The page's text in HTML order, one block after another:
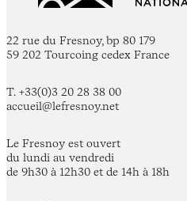
22 rue du Fresnoy, bp 80 179
59 202 Tourcoing cedex France
T. +33(0)3 20 28 38 00
accueil@lefresnoy.net
Le Fresnoy est ouvert
du lundi au vendredi
de 9h30 à 12h30 et de 14h à 18h